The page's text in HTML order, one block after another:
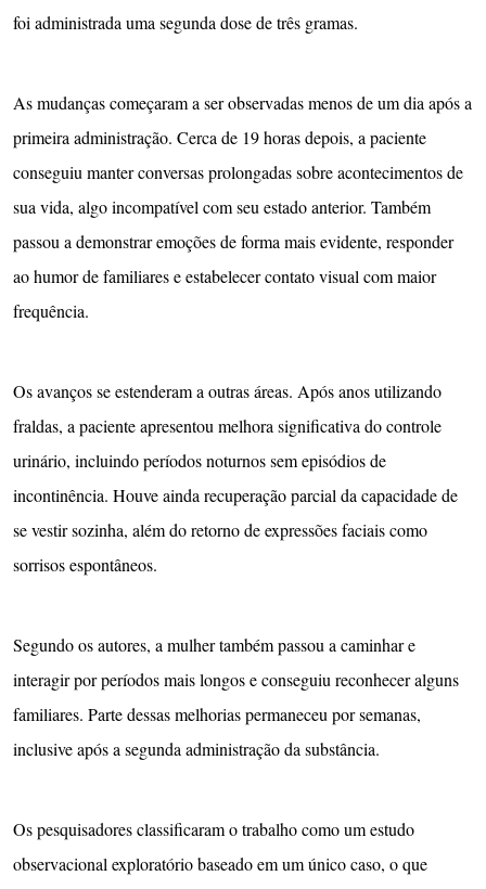
foi administrada uma segunda dose de três gramas.
As mudanças começaram a ser observadas menos de um dia após a
primeira administração. Cerca de 19 horas depois, a paciente
conseguiu manter conversas prolongadas sobre acontecimentos de
sua vida, algo incompatível com seu estado anterior. Também
passou a demonstrar emoções de forma mais evidente, responder
ao humor de familiares e estabelecer contato visual com maior
frequência.
Os avanços se estenderam a outras áreas. Após anos utilizando
fraldas, a paciente apresentou melhora significativa do controle
urinário, incluindo períodos noturnos sem episódios de
incontinência. Houve ainda recuperação parcial da capacidade de
se vestir sozinha, além do retorno de expressões faciais como
sorrisos espontâneos.
Segundo os autores, a mulher também passou a caminhar e
interagir por períodos mais longos e conseguiu reconhecer alguns
familiares. Parte dessas melhorias permaneceu por semanas,
inclusive após a segunda administração da substância.
Os pesquisadores classificaram o trabalho como um estudo
observacional exploratório baseado em um único caso, o que